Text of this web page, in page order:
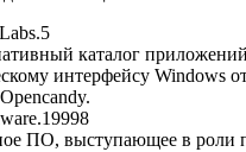
каталог
интерфейсу Windows
ПО, выступающее в роли